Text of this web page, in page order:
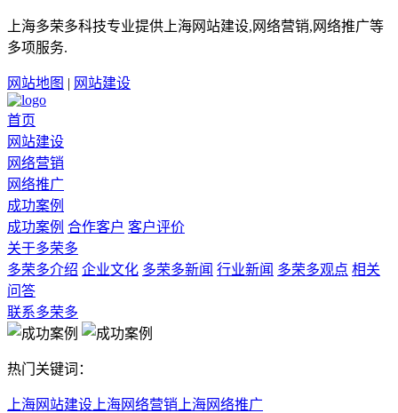
上海多荣多科技专业提供上海网站建设,网络营销,网络推广等
多项服务.
网站地图 | 网站建设
首页
网站建设
网络营销
网络推广
成功案例
成功案例 合作客户 客户评价
关于多荣多
多荣多介绍 企业文化 多荣多新闻 行业新闻 多荣多观点 相关
问答
联系多荣多
热门关键词：
上海网站建设 上海网络营销 上海网络推广